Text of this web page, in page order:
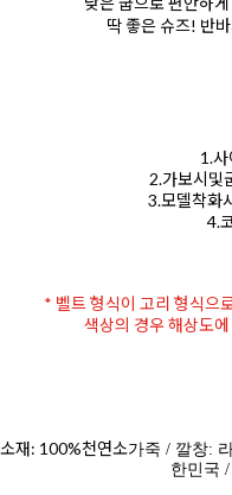
딱 좋은 슈즈! 반
1.
2.가보시및
3.모델착화
4.
* 벨트 형식이 고리 형식으
색상의 경우 해상도
소재: 100%천연소가죽 / 깔창:
한민국